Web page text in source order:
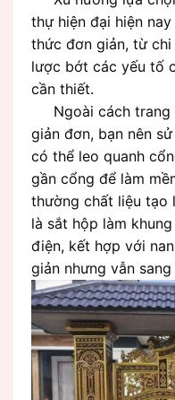
thự hiện đại hiện
thức đơn giản, từ
lược bớt các yếu tố
cần thiết.
Ngoài cách trang
giản đơn, bạn nên
có thể leo quanh
gần cổng để làm
thường chất liệu tạo
là sắt hộp làm
điện, kết hợp với
giản nhưng vẫn